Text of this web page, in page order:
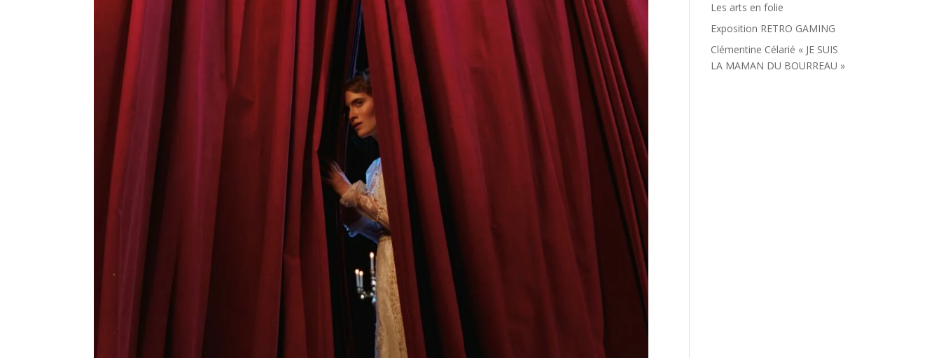
Les arts en folie
Exposition RETRO GAMING
Clémentine Célarié « JE SUIS
LA MAMAN DU BOURREAU »